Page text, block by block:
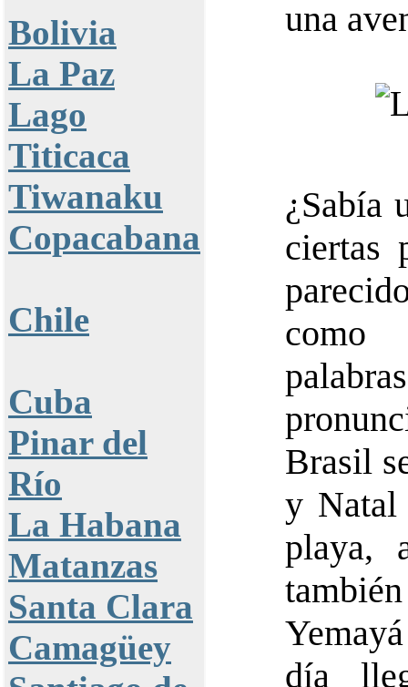
Bolivia
La Paz
Lago
Titicaca
Tiwanaku
Copacabana
Chile
Cuba
Pinar del
Río
La Habana
Matanzas
Santa Clara
Camagüey
una
¿Sabía
ciertas
como
Brasil
y Natal
playa,
día